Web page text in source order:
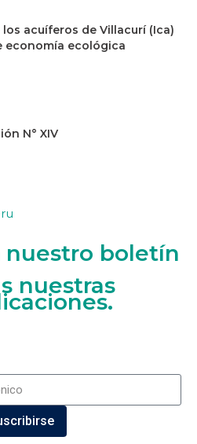
acuíferos de Villacurí (Ica)
economía ecológica
N° XIV
nuestro boletín
nuestras